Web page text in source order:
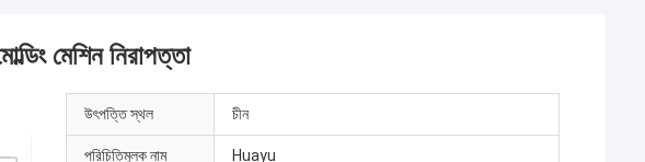
মেশিন নিরাপত্তা
উৎপত্তি স্থল চীন
পরিচিতিমুলক নাম Huayu